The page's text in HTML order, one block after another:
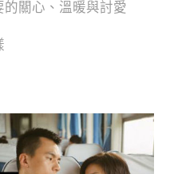
關心、溫暖與討愛